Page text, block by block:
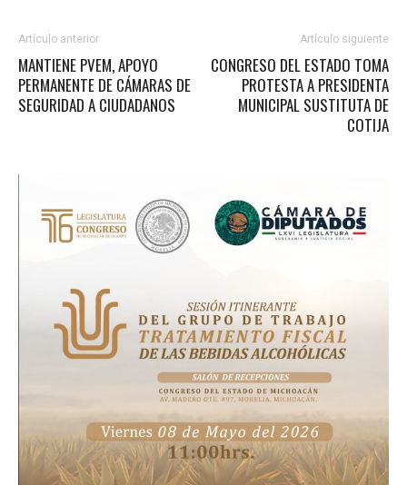
Artículo anterior
MANTIENE PVEM, APOYO
PERMANENTE DE CÁMARAS DE
SEGURIDAD A CIUDADANOS
Artículo siguiente
CONGRESO DEL ESTADO TOMA
PROTESTA A PRESIDENTA
MUNICIPAL SUSTITUTA DE
COTIJA